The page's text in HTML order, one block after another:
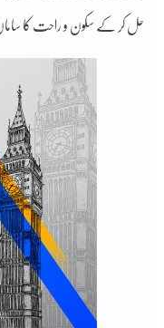
حل کر کے سکون و راحت کا سامان